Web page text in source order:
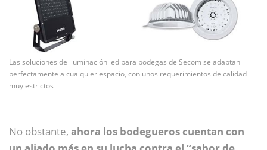
Las soluciones de iluminación led para bodegas de Secom se adaptan
perfectamente a cualquier espacio, con unos requerimientos de calidad
muy estrictos
No obstante, ahora los bodegueros cuentan con